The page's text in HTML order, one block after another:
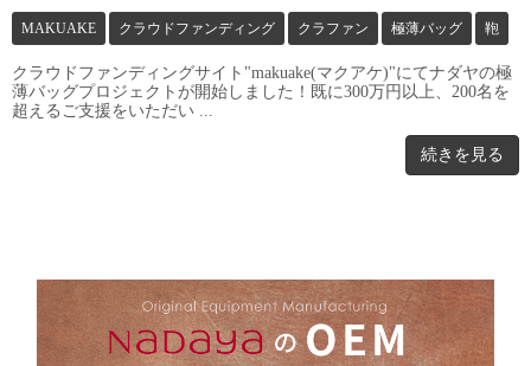
MAKUAKE クラウドファンディング クラファン 極薄バッグ 鞄
クラウドファンディングサイト"makuake(マクアケ)"にてナダヤの極
薄バッグプロジェクトが開始しました！既に300万円以上、200名を
超えるご支援をいただい ...
続きを見る